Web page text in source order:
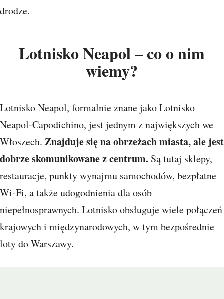
drodze.
Lotnisko Neapol – co o nim
wiemy?
Lotnisko Neapol, formalnie znane jako Lotnisko
Neapol-Capodichino, jest jednym z największych we
Włoszech. Znajduje się na obrzeżach miasta, ale jest
dobrze skomunikowane z centrum. Są tutaj sklepy,
restauracje, punkty wynajmu samochodów, bezpłatne
Wi-Fi, a także udogodnienia dla osób
niepełnosprawnych. Lotnisko obsługuje wiele połączeń
krajowych i międzynarodowych, w tym bezpośrednie
loty do Warszawy.